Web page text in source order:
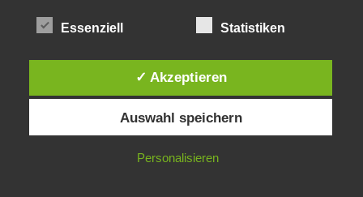
Catastrophe Scam
Corona Kriminelle
Diese Website verwendet Cookies. Durch die weitere Nutzung dieser
Website stimmst du der Verwendung von Cookies zu.
IN ORDNUNG
Essenziell Statistiken
✓ Akzeptieren
Auswahl speichern
Personalisieren